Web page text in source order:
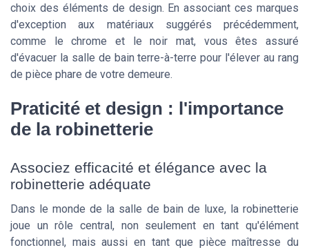
choix des éléments de design. En associant ces marques
d'exception aux matériaux suggérés précédemment,
comme le chrome et le noir mat, vous êtes assuré
d'évacuer la salle de bain terre-à-terre pour l'élever au rang
de pièce phare de votre demeure.
Praticité et design : l'importance
de la robinetterie
Associez efficacité et élégance avec la
robinetterie adéquate
Dans le monde de la salle de bain de luxe, la robinetterie
joue un rôle central, non seulement en tant qu'élément
fonctionnel, mais aussi en tant que pièce maîtresse du